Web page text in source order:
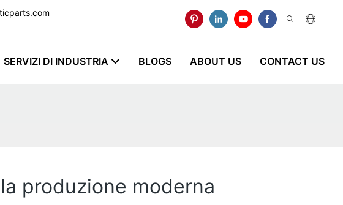
SERVIZI DI INDUSTRIA BLOGS ABOUT US CONTACT US
produzione moderna